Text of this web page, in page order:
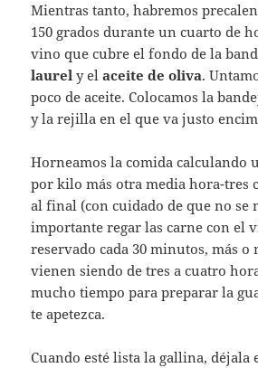
Mientras tanto, habremos
150 grados durante un cuarto de
vino que cubre el fondo de la
laurel y elaceite de oliva.
poco de aceite. Colocamos la
y la rejilla en el que va justo
Horneamos la comida calculando
por kilo más otra media hora-tres
al final (con cuidado de que no se
importante regar las carne con el
reservado cada 30 minutos, más o
vienen siendo de tres a cuatro
mucho tiempo para preparar la
te apetezca.
Cuando esté lista la gallina, déjala